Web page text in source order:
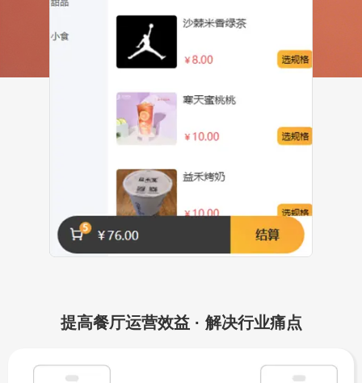
提高餐厅运营效益 · 解决行业痛点